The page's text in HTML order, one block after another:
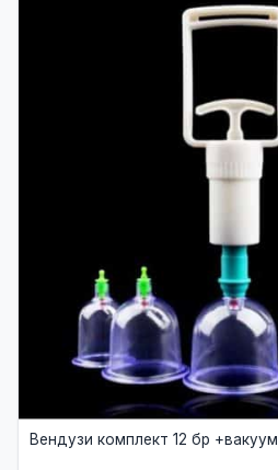
Вендузи комплект 12 бр